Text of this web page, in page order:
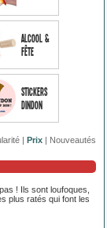
Alcool &
fête
Stickers
Dindon
| Prix | Nouveautés
! Ils sont loufoques,
plus ratés qui font les